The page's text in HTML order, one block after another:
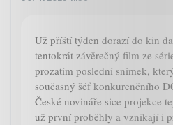
Už příští týden dorazí do kin
tentokrát závěrečný film ze
prozatím poslední snímek,
současný šéf konkurenčního
České novináře sice projekce
už první proběhly a vznikají i